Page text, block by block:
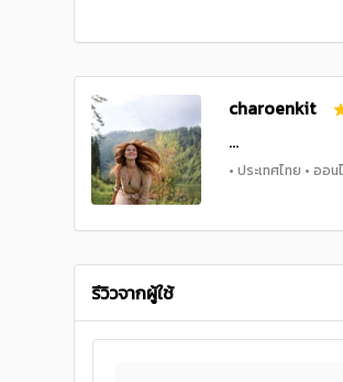
charoenkit
...
• ประเทศไทย • ออ
รีวิวจากผู้ใช้